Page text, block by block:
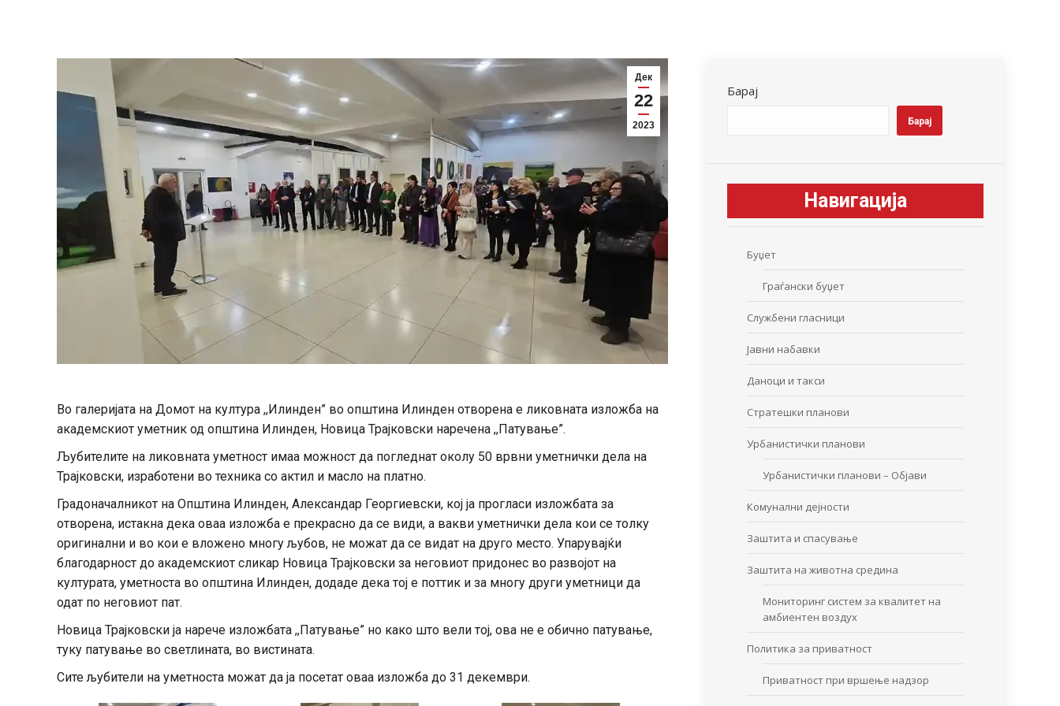
Дек
22
2023
Во галеријата на Домот на култура ,,Илинден” во општина Илинден отворена e ликовната изложба на
академскиот уметник од општина Илинден, Новица Трајковски наречена ,,Патување”.
Љубителите на ликовната уметност имаа можност да погледнат околу 50 врвни уметнички дела на
Трајковски, изработени во техника со актил и масло на платно.
Градоначалникот на Општина Илинден, Александар Георгиевски, кој ја прогласи изложбата за
отворена, истакна дека оваа изложба е прекрасно да се види, а вакви уметнички дела кои се толку
оригинални и во кои е вложено многу љубов, не можат да се видат на друго место. Упарувајќи
благодарност до академскиот сликар Новица Трајковски за неговиот придонес во развојот на
културата, уметноста во општина Илинден, додаде дека тој е поттик и за многу други уметници да
одат по неговиот пат.
Новица Трајковски ја нарече изложбата ,,Патување” но како што вели тој, ова не е обично патување,
туку патување во светлината, во вистината.
Сите љубители на уметноста можат да ја посетат оваа изложба до 31 декември.
Барај
Барај
Навигација
Буџет
Граѓански буџет
Службени гласници
Јавни набавки
Даноци и такси
Стратешки планови
Урбанистички планови
Урбанистички планови – Објави
Комунални дејности
Заштита и спасување
Заштита на животна средина
Мониторинг систем за квалитет на
амбиентен воздух
Политика за приватност
Приватност при вршење надзор